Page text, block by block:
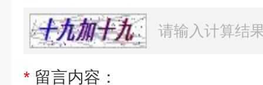
* 留言内容：